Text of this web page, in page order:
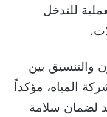
للتدخل
والتنسيق بين
المياه، مؤكداً
لضمان سلامة